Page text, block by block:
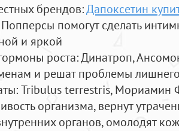
брендов:Дапоксетин
помогут сделать
и яркой
роста: Динатроп,
и решат проблемы
Tribulus terrestris, Мориамин
организма, вернут
органов, омолодят